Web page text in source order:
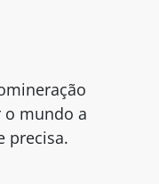
o mundo a
precisa.